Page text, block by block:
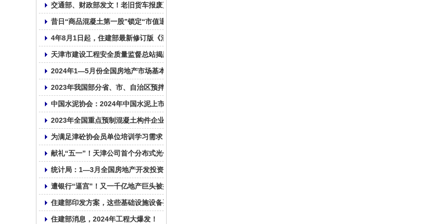
交通部、财政部发文！老旧货车报废更新补贴标准来了，购新能源重卡最高补14万
昔日“商品混凝土第一股”锁定“市值退市”，资金被实控人占超1亿元
4年8月1日起，住建部最新修订版《混凝土结构设计标准》GB/T50010-2010发布实施
天津市建设工程安全质量监督总站揭牌成立
2024年1—5月份全国房地产市场基本情况
2023年我国部分省、市、自治区预拌混凝土产量统计表！
中国水泥协会：2024年中国水泥上市公司综合实力排名
2023年全国重点预制混凝土构件企业产量
为满足津砼协会员单位培训学习需求，帮助会员单位普及相关的法律法规，进一步促进企业科学管理和健康运营，4月18日，
献礼“五一”！天津公司首个分布式光伏发电并网成功！
统计局：1—3月全国房地产开发投资22082亿元，同比下降9.5%
遭银行“逼宫”！又一千亿地产巨头被提出清盘申请
住建部印发方案，这些基础设施设备要更新！
住建部消息，2024年工程大爆发！